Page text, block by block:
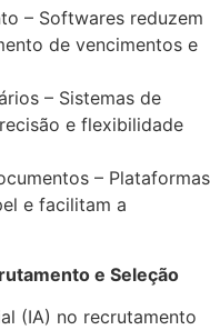
– Softwares reduzem
de vencimentos e
– Sistemas de
e flexibilidade
– Plataformas
e facilitam a
e Seleção
(IA) no recrutamento